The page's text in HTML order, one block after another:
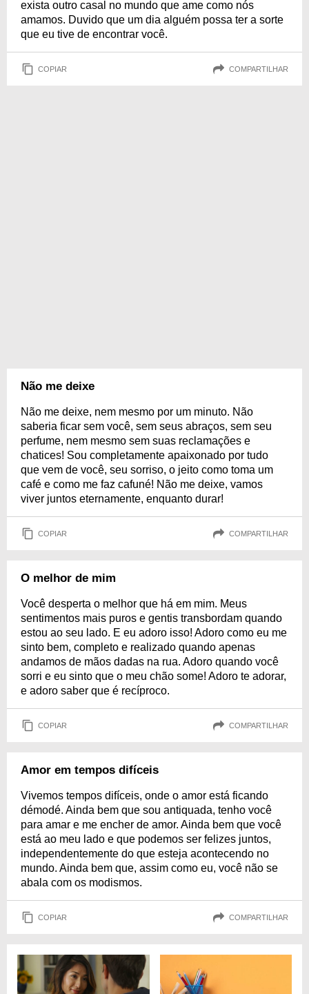
exista outro casal no mundo que ame como nós
amamos. Duvido que um dia alguém possa ter a sorte
que eu tive de encontrar você.
COPIAR COMPARTILHAR
Não me deixe
Não me deixe, nem mesmo por um minuto. Não
saberia ficar sem você, sem seus abraços, sem seu
perfume, nem mesmo sem suas reclamações e
chatices! Sou completamente apaixonado por tudo
que vem de você, seu sorriso, o jeito como toma um
café e como me faz cafuné! Não me deixe, vamos
viver juntos eternamente, enquanto durar!
COPIAR COMPARTILHAR
O melhor de mim
Você desperta o melhor que há em mim. Meus
sentimentos mais puros e gentis transbordam quando
estou ao seu lado. E eu adoro isso! Adoro como eu me
sinto bem, completo e realizado quando apenas
andamos de mãos dadas na rua. Adoro quando você
sorri e eu sinto que o meu chão some! Adoro te adorar,
e adoro saber que é recíproco.
COPIAR COMPARTILHAR
Amor em tempos difíceis
Vivemos tempos difíceis, onde o amor está ficando
démodé. Ainda bem que sou antiquada, tenho você
para amar e me encher de amor. Ainda bem que você
está ao meu lado e que podemos ser felizes juntos,
independentemente do que esteja acontecendo no
mundo. Ainda bem que, assim como eu, você não se
abala com os modismos.
COPIAR COMPARTILHAR